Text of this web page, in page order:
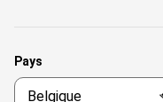
Pays